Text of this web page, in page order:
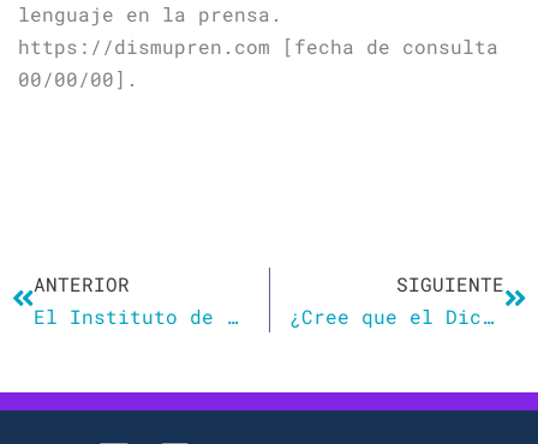
lenguaje en la prensa.
https://dismupren.com [fecha de consulta
00/00/00].
ANTERIOR
El Instituto de la Mujer insta a la Real Academia Española a hallar fórmulas que eviten el uso del lenguaje sexista
SIGUIENTE
¿Cree que el Diccionario de la Real Academia Española mantiene el lenguaje sexista?